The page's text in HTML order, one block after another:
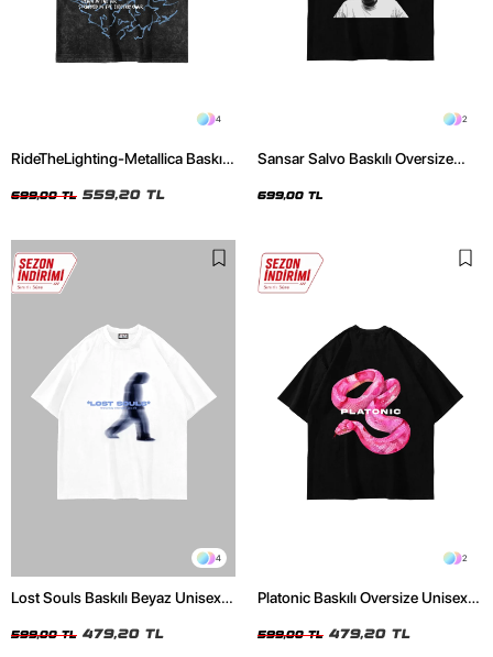
4
RideTheLighting-Metallica Baskılı
Tshirt
699,00 TL 559,20 TL
2
Sansar Salvo Baskılı Oversize
699,00 TL
4
Lost Souls Baskılı Beyaz Unisex
599,00 TL 479,20 TL
2
Platonic Baskılı Oversize Unisex
599,00 TL 479,20 TL